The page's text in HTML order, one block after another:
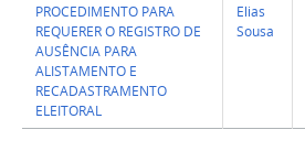
PROCEDIMENTO PARA
REQUERER O REGISTRO DE
AUSÊNCIA PARA
ALISTAMENTO E
RECADASTRAMENTO
ELEITORAL
Elias
Sousa